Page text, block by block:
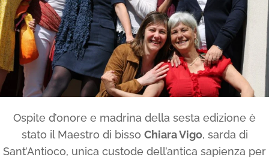
Ospite d’onore e madrina della sesta edizione è
stato il Maestro di bisso Chiara Vigo, sarda di
Sant’Antioco, unica custode dell’antica sapienza per